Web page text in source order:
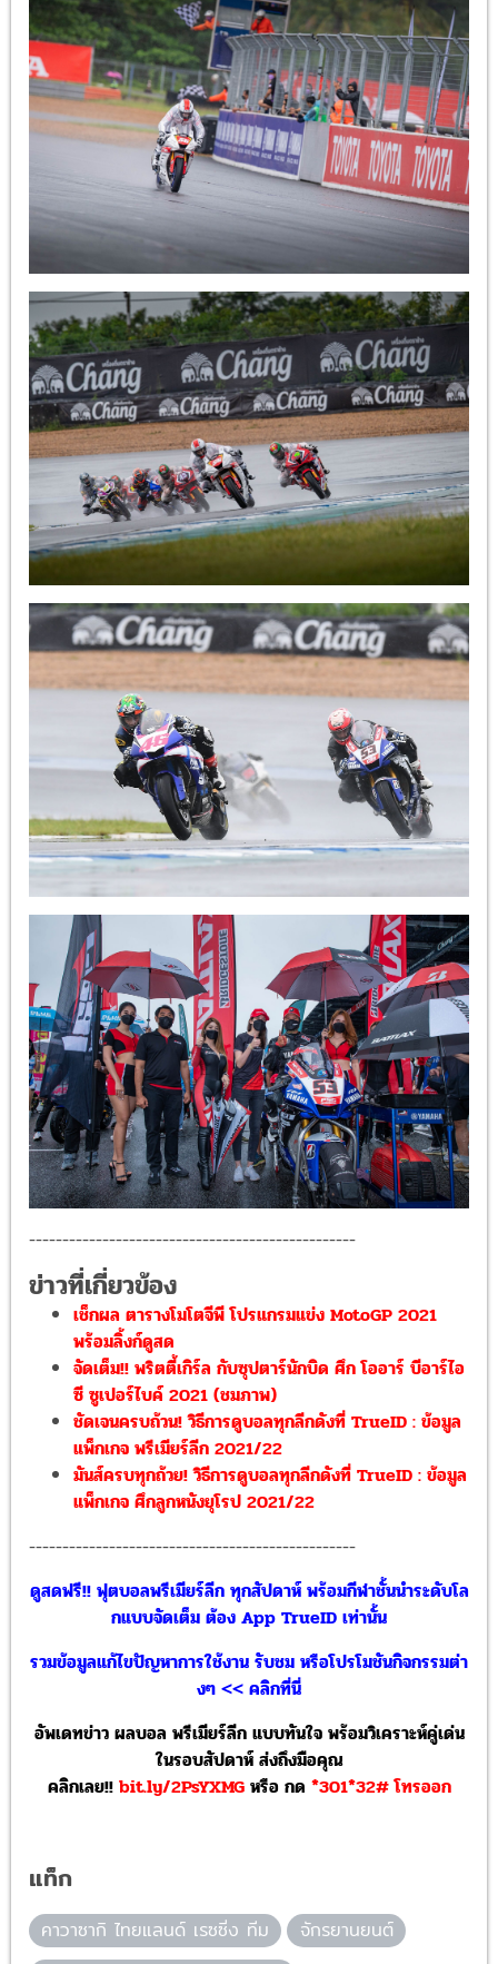
-------------------------------------------------
ข่าวที่เกี่ยวข้อง
เช็กผล ตารางโมโตจีพี โปรแกรมแข่ง MotoGP 2021
พร้อมลิ้งก์ดูสด
จัดเต็ม!! พริตตี้เกิร์ล กับซุปตาร์นักบิด ศึก โออาร์ บีอาร์ไอ
ซี ซูเปอร์ไบค์ 2021 (ชมภาพ)
ชัดเจนครบถ้วน! วิธีการดูบอลทุกลีกดังที่ TrueID : ข้อมูล
แพ็กเกจ พรีเมียร์ลีก 2021/22
มันส์ครบทุกถ้วย! วิธีการดูบอลทุกลีกดังที่ TrueID : ข้อมูล
แพ็กเกจ ศึกลูกหนังยุโรป 2021/22
-------------------------------------------------
ดูสดฟรี!! ฟุตบอลพรีเมียร์ลีก ทุกสัปดาห์ พร้อมกีฬาชั้นนำระดับโล
กแบบจัดเต็ม ต้อง App TrueID เท่านั้น
รวมข้อมูลแก้ไขปัญหาการใช้งาน รับชม หรือโปรโมชันกิจกรรมต่า
งๆ << คลิกที่นี่
อัพเดทข่าว ผลบอล พรีเมียร์ลีก แบบทันใจ พร้อมวิเคราะห์คู่เด่น
ในรอบสัปดาห์ ส่งถึงมือคุณ
คลิกเลย!! bit.ly/2PsYXMG หรือ กด *301*32# โทรออก
แท็ก
คาวาซากิ ไทยแลนด์ เรซซิ่ง ทีม
จักรยานยนต์